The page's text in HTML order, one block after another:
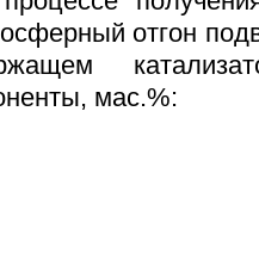
отгон
мас.%: